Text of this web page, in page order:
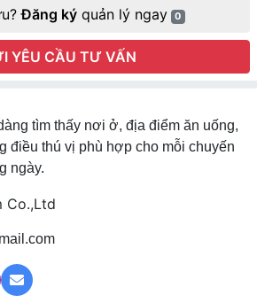
Đăng ký quản lý ngay 0
YÊU CẦU TƯ VẤN
tìm thấy nơi ở, địa điểm ăn uống,
điều thú vị phù hợp cho mỗi chuyến
ngày.
Co.,Ltd